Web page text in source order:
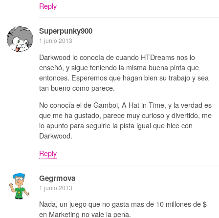
Reply
Superpunky900
1 junio 2013
Darkwood lo conocía de cuando HTDreams nos lo
enseñó, y sigue teniendo la misma buena pinta que
entonces. Esperemos que hagan bien su trabajo y sea
tan bueno como parece.
No conocía el de Gamboi, A Hat in Time, y la verdad es
que me ha gustado, parece muy curioso y divertido, me
lo apunto para seguirle la pista igual que hice con
Darkwood.
Reply
Gegrmova
1 junio 2013
Nada, un juego que no gasta mas de 10 millones de $
en Marketing no vale la pena.